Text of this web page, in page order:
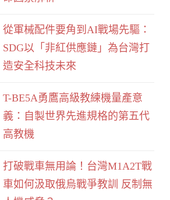
從軍械配件要角到AI戰場先驅：
SDG以「非紅供應鏈」為台灣打
造安全科技未來
T-BE5A勇鷹高級教練機量產意
義：自製世界先進規格的第五代
高教機
打破戰車無用論！台灣M1A2T戰
車如何汲取俄烏戰爭教訓 反制無